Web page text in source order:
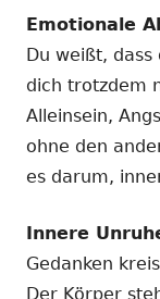
Emotionale
Du weißt,
dich trotzdem
Alleinsein,
ohne den
es darum,
Innere
Gedanken
Der Körper